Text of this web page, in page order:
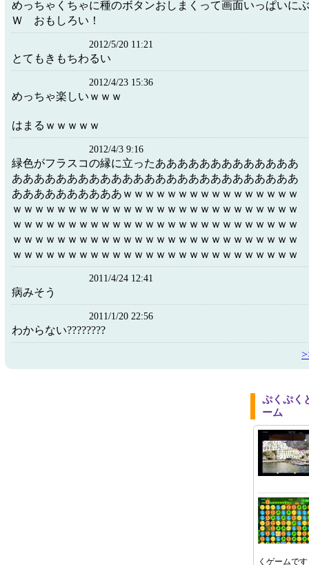
めっちゃくちゃに種のボタンおしまくって画面いっぱいに
Ｗ おもしろい！
2012/5/20 11:21
とてもきもちわるい
2012/4/23 15:36
めっちゃ楽しいｗｗｗ
はまるｗｗｗｗｗ
2012/4/3 9:16
緑色がフラスコの縁に立ったあああああああああああああ
ああああああああああああああああああああああああああ
ああああああああああｗｗｗｗｗｗｗｗｗｗｗｗｗｗｗｗ
ｗｗｗｗｗｗｗｗｗｗｗｗｗｗｗｗｗｗｗｗｗｗｗｗｗｗ
ｗｗｗｗｗｗｗｗｗｗｗｗｗｗｗｗｗｗｗｗｗｗｗｗｗｗ
ｗｗｗｗｗｗｗｗｗｗｗｗｗｗｗｗｗｗｗｗｗｗｗｗｗｗ
ｗｗｗｗｗｗｗｗｗｗｗｗｗｗｗｗｗｗｗｗｗｗｗｗｗｗ
2011/4/24 12:41
病みそう
2011/1/20 22:56
わからない????????
ぷくぷく
ーム
くゲームです